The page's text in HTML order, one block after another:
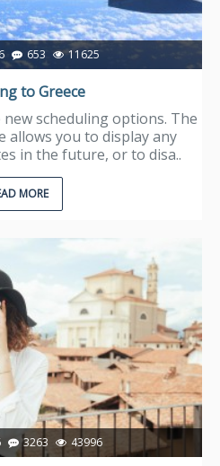
653 11625
to Greece
scheduling options. The
allows you to display any
in the future, or to disa..
MORE
3263 43996